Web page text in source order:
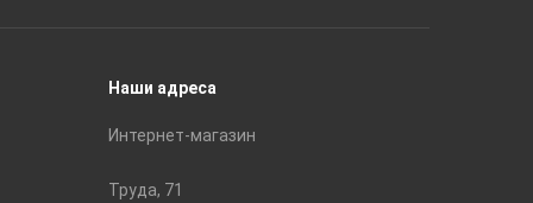
Наши адреса
Интернет-магазин
Труда, 71